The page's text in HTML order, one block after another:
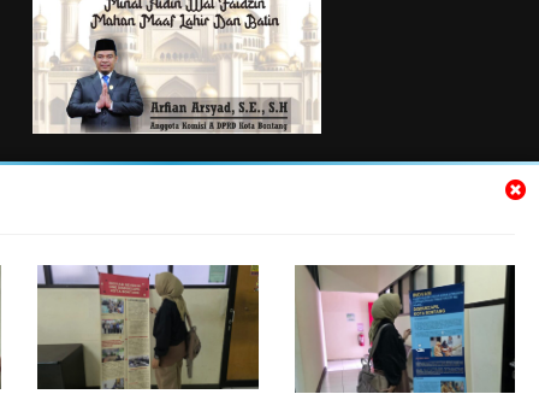
Pedoman Media Siber
Pedoman Pemberitaan Ramah Anak